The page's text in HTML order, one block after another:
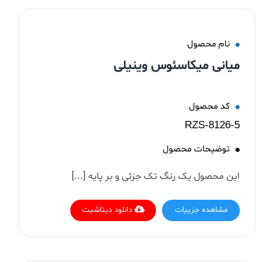
نام محصول
میانی میکاسئوس وینیلی
کد محصول
RZS-8126-5
توضیحات محصول
این محصول یک رنگ تک جزئی و بر پایه [...]
مشاهده جزییات دانلود دیتاشیت